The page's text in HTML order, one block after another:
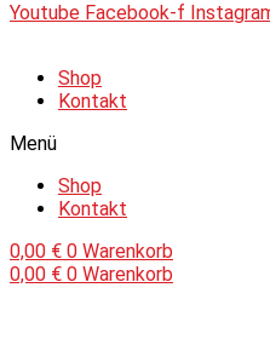
Youtube Facebook-f
Shop
Kontakt
Menü
Shop
Kontakt
0,00 € 0 Warenkorb
0,00 € 0 Warenkorb